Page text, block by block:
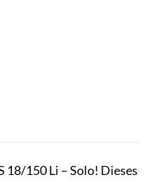
150 Li – Solo! Dieses